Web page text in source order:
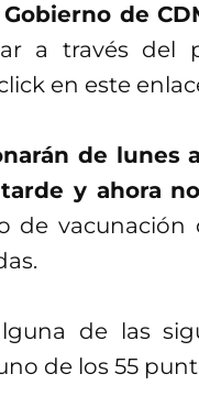
de
a través del
en este
de lunes
y ahora
de
de las
de los 55